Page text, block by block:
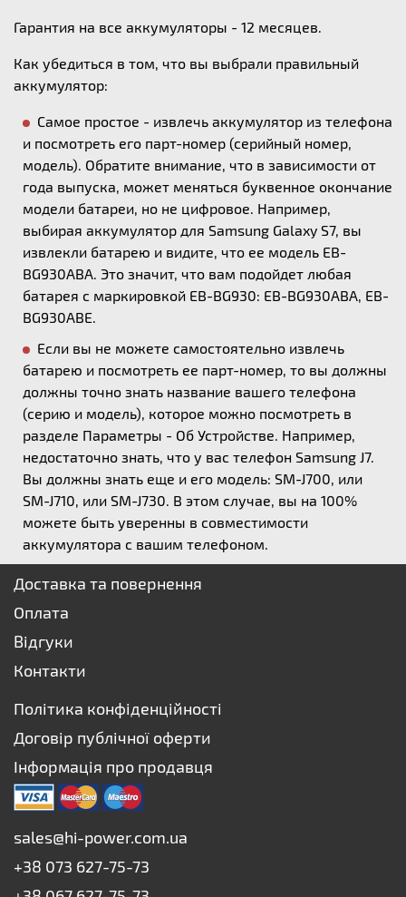
Гарантия на все аккумуляторы - 12 месяцев.
Как убедиться в том, что вы выбрали правильный
аккумулятор:
Самое простое - извлечь аккумулятор из телефона
и посмотреть его парт-номер (серийный номер,
модель). Обратите внимание, что в зависимости от
года выпуска, может меняться буквенное окончание
модели батареи, но не цифровое. Например,
выбирая аккумулятор для Samsung Galaxy S7, вы
извлекли батарею и видите, что ее модель EB-
BG930ABA. Это значит, что вам подойдет любая
батарея с маркировкой EB-BG930: EB-BG930ABA, EB-
BG930ABE.
Если вы не можете самостоятельно извлечь
батарею и посмотреть ее парт-номер, то вы должны
должны точно знать название вашего телефона
(серию и модель), которое можно посмотреть в
разделе Параметры - Об Устройстве. Например,
недостаточно знать, что у вас телефон Samsung J7.
Вы должны знать еще и его модель: SM-J700, или
SM-J710, или SM-J730. В этом случае, вы на 100%
можете быть уверенны в совместимости
аккумулятора с вашим телефоном.
Доставка та повернення
Оплата
Відгуки
Контакти
Політика конфіденційності
Договір публічної оферти
Інформація про продавця
sales@hi-power.com.ua
+38 073 627-75-73